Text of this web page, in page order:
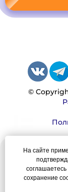
©
Мы —
которые
На сайте
соглашаетесь
сохранение